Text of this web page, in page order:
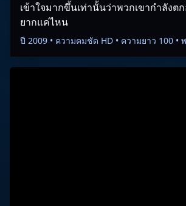
เข้าใจมากขึ้นเท่านั้นว่าพวกเขากำลังต
ยากแค่ไหน
ปี 2009 • ความคมชัด HD • ความยาว 100 •